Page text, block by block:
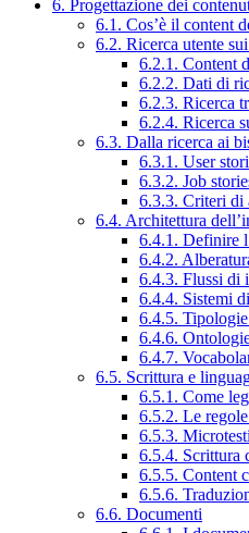
6. Progettazione dei
6.1. Cos’è il content
6.2. Ricerca utente
6.2.1. Content
6.2.2. Dati di
6.2.3. Ricerca
6.2.4. Ricerca
6.3. Dalla ricerca ai
6.3.1. User
6.3.2. Job
6.3.3. Criteri di
6.4. Architettura
6.4.1. Definire
6.4.2.
6.4.3. Flussi di
6.4.4. Sistemi
6.4.5.
6.4.6.
6.4.7.
6.5. Scrittura e
6.5.1. Come
6.5.2. Le
6.5.3. Microtesti
6.5.4. Scrittura
6.5.5. Content
6.5.6.
6.6. Documenti